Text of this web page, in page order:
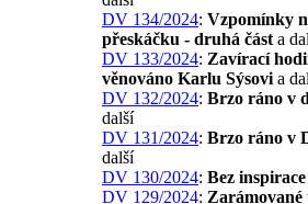
DV 134/2024: Vzpomínky
přeskáčku - druhá část a
DV 133/2024: Zavírací
věnováno Karlu Sýsovi a
DV 132/2024: Brzo ráno v
další
DV 131/2024: Brzo ráno v
další
DV 130/2024: Bez inspirace
DV 129/2024: Zarámované